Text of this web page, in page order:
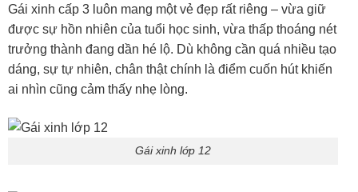
Gái xinh cấp 3 luôn mang một vẻ đẹp rất riêng – vừa giữ
được sự hồn nhiên của tuổi học sinh, vừa thấp thoáng nét
trưởng thành đang dần hé lộ. Dù không cần quá nhiều tạo
dáng, sự tự nhiên, chân thật chính là điểm cuốn hút khiến
ai nhìn cũng cảm thấy nhẹ lòng.
Gái xinh lớp 12